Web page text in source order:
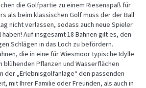
die Golfpartie zu einem Riesenspaß für
als beim klassischen Golf muss der der Ball
nicht verlassen, sodass auch neue Spieler
Auf insgesamt 18 Bahnen gilt es, den
Schlägen in das Loch zu befördern.
die in eine für Wiesmoor typische Idylle
blühenden Pflanzen und Wasserflächen
„Erlebnisgolfanlage“ den passenden
mit Ihrer Familie oder Freunden, als auch in